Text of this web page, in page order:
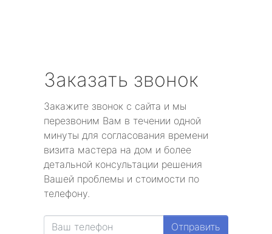
Заказать звонок
Закажите звонок с сайта и мы
перезвоним Вам в течении одной
минуты для согласования времени
визита мастера на дом и более
детальной консультации решения
Вашей проблемы и стоимости по
телефону.
Отправить